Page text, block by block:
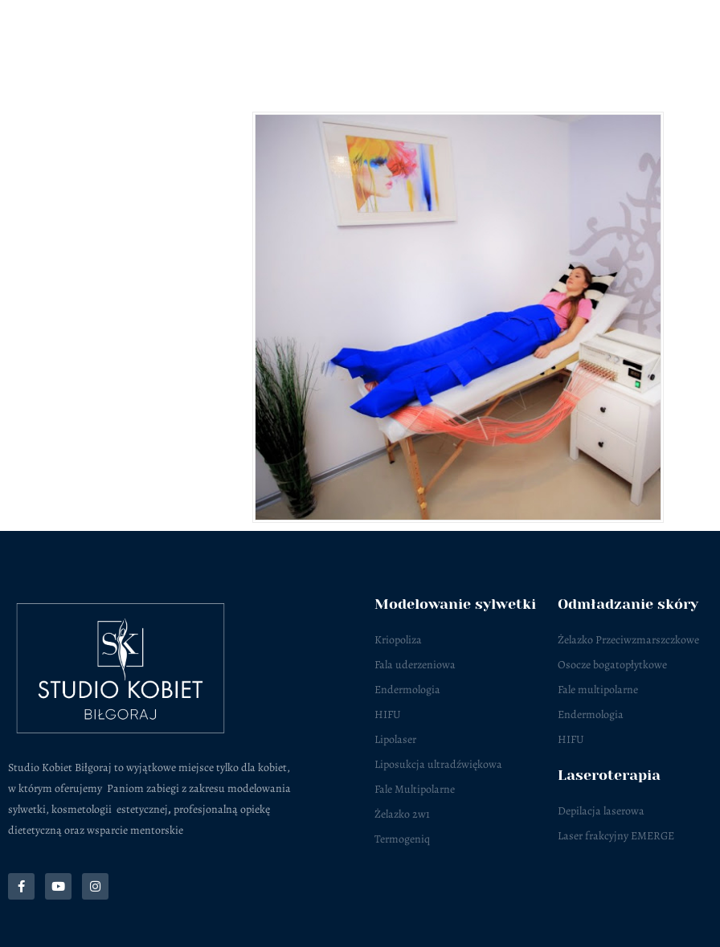
Studio Kobiet Biłgoraj to wyjątkowe miejsce tylko dla kobiet,
w którym oferujemy Paniom zabiegi z zakresu modelowania
sylwetki, kosmetologii estetycznej, profesjonalną opiekę
dietetyczną oraz wsparcie mentorskie
a
c
e
o
u
t
n
s
t
Modelowanie sylwetki
Kriopoliza
Fala uderzeniowa
Endermologia
HIFU
Lipolaser
Liposukcja ultradźwiękowa
Fale Multipolarne
Żelazko 2w1
Termogeniq
Odmładzanie skóry
Żelazko Przeciwzmarszczkowe
Osocze bogatopłytkowe
Fale multipolarne
Endermologia
HIFU
Laseroterapia
Depilacja laserowa
Laser frakcyjny EMERGE